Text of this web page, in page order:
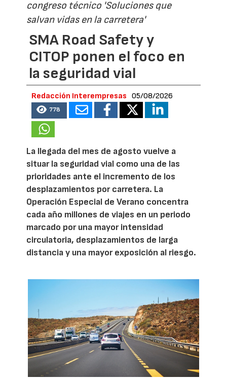
congreso técnico 'Soluciones que
salvan vidas en la carretera'
SMA Road Safety y
CITOP ponen el foco en
la seguridad vial
Redacción Interempresas 05/08/2026
778
La llegada del mes de agosto vuelve a
situar la seguridad vial como una de las
prioridades ante el incremento de los
desplazamientos por carretera. La
Operación Especial de Verano concentra
cada año millones de viajes en un periodo
marcado por una mayor intensidad
circulatoria, desplazamientos de larga
distancia y una mayor exposición al riesgo.